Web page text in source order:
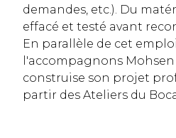
demandes, etc.). Du
effacé et testé avant
En parallèle de cet
l'accompagnons Mohsen
construise son projet
partir des Ateliers du